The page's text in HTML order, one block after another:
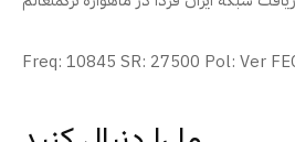
Freq: 10845 SR: 27500 Pol: Ver